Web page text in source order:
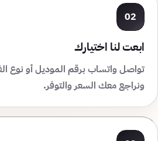
02
ابعت لنا اختيارك
تواصل واتساب برقم الموديل أو نوع
ونراجع معك السعر والتوفر.